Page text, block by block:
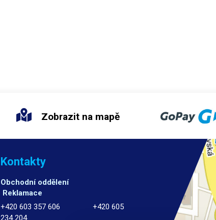
Zobrazit na mapě
Kontakty
Obchodní oddělení
Reklamace
+420 603 357 606 +420 605
234 204